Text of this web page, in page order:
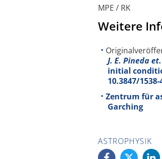
MPE / RK
Weitere
J. E. Pineda
initial
10.3847/
Zentrum für
Garching
ASTROPHYSIK